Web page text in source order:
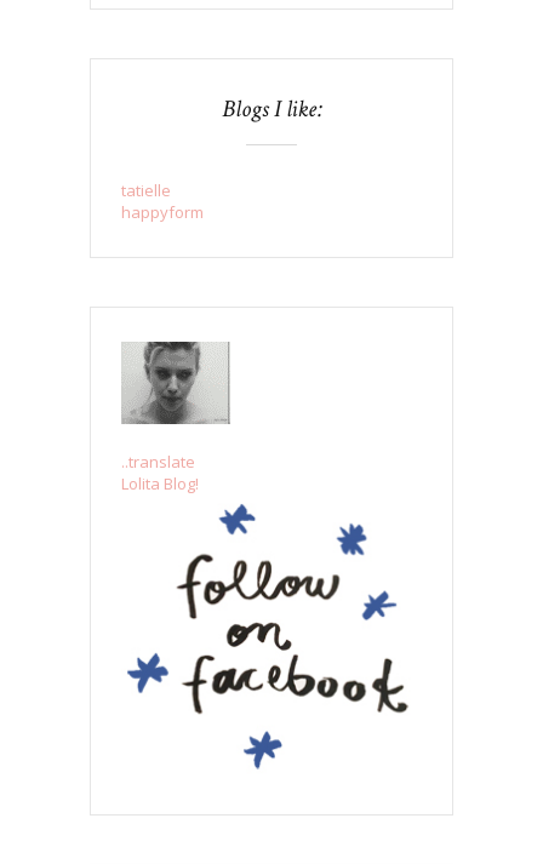
Blogs I like:
tatielle
happyform
..translate
Lolita Blog!